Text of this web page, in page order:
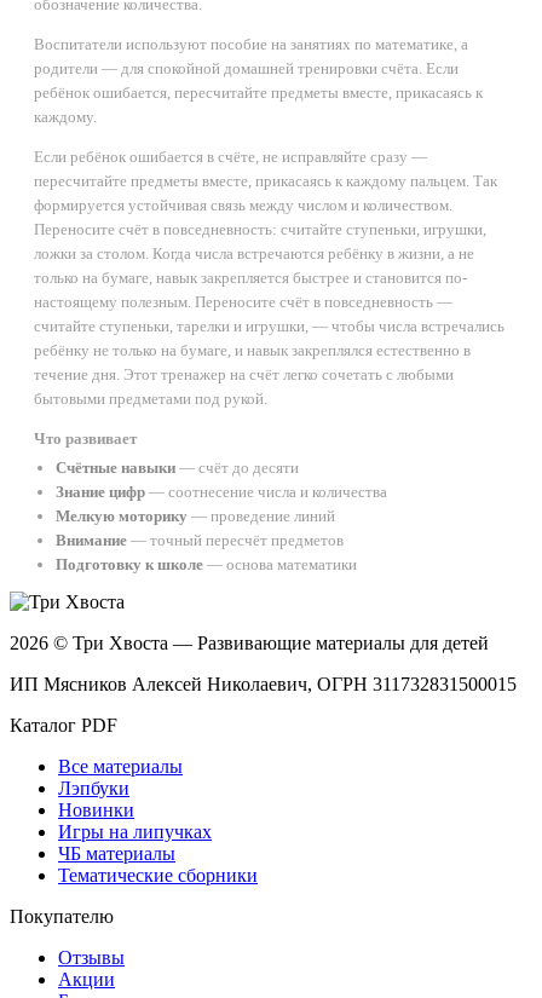
обозначение количества.
Воспитатели используют пособие на занятиях по математике, а
родители — для спокойной домашней тренировки счёта. Если
ребёнок ошибается, пересчитайте предметы вместе, прикасаясь к
каждому.
Если ребёнок ошибается в счёте, не исправляйте сразу —
пересчитайте предметы вместе, прикасаясь к каждому пальцем. Так
формируется устойчивая связь между числом и количеством.
Переносите счёт в повседневность: считайте ступеньки, игрушки,
ложки за столом. Когда числа встречаются ребёнку в жизни, а не
только на бумаге, навык закрепляется быстрее и становится по-
настоящему полезным. Переносите счёт в повседневность —
считайте ступеньки, тарелки и игрушки, — чтобы числа встречались
ребёнку не только на бумаге, и навык закреплялся естественно в
течение дня. Этот тренажер на счёт легко сочетать с любыми
бытовыми предметами под рукой.
Что развивает
Счётные навыки — счёт до десяти
Знание цифр — соотнесение числа и количества
Мелкую моторику — проведение линий
Внимание — точный пересчёт предметов
Подготовку к школе — основа математики
2026 © Три Хвоста — Развивающие материалы для детей
ИП Мясников Алексей Николаевич, ОГРН 311732831500015
Каталог PDF
Все материалы
Лэпбуки
Новинки
Игры на липучках
ЧБ материалы
Тематические сборники
Покупателю
Отзывы
Акции